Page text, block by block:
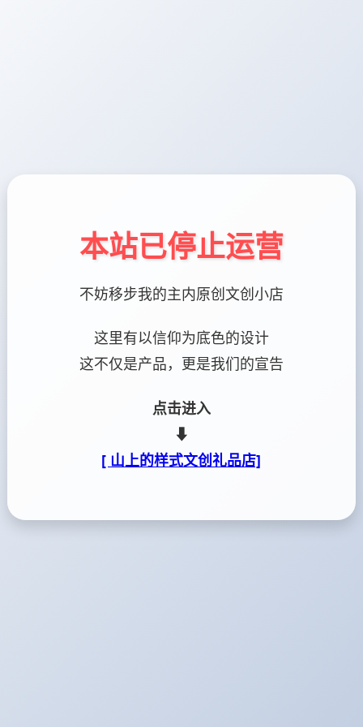
本站已停止运营
不妨移步我的主内原创文创小店
这里有以信仰为底色的设计
这不仅是产品，更是我们的宣告
点击进入
⬇
[ 山上的样式文创礼品店]